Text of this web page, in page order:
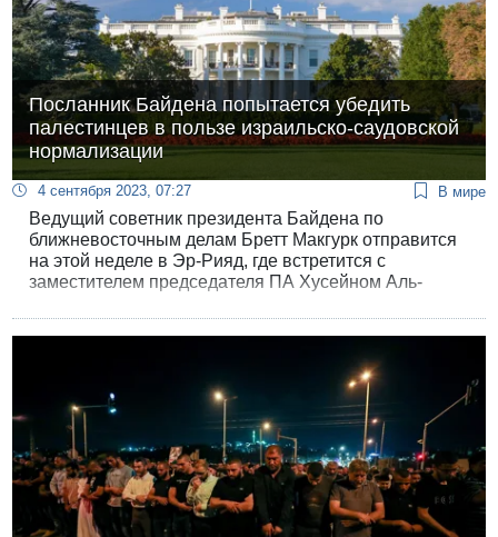
Посланник Байдена попытается убедить
палестинцев в пользе израильско-саудовской
нормализации
4 сентября 2023, 07:27 В мире
Ведущий советник президента Байдена по
ближневосточным делам Бретт Макгурк отправится
на этой неделе в Эр-Рияд, где встретится с
заместителем председателя ПА Хусейном Аль-
Фараджем и политическим советником Абу-Мазена